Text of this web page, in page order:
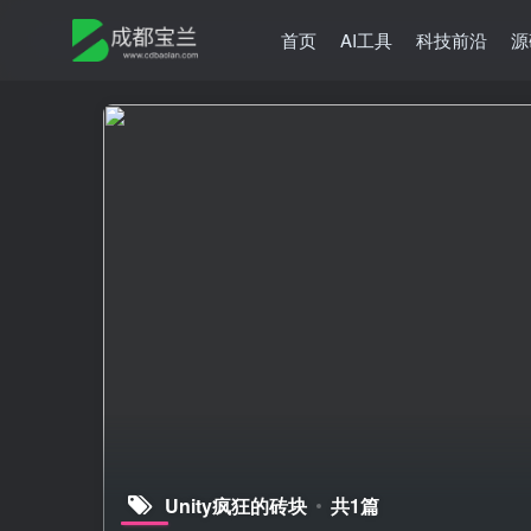
首页 AI工具 科技前沿
Unity疯狂的砖块 共1篇